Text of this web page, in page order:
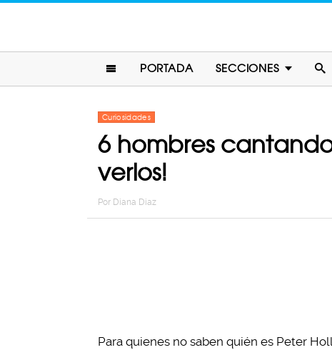
PORTADA SECCIONES
Curiosidades
6 hombres
verlos!
Por Diana Diaz
Para quienes no saben quién es Peter